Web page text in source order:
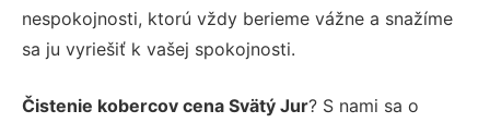
nespokojnosti, ktorú vždy berieme vážne a snažíme
sa ju vyriešiť k vašej spokojnosti.
Čistenie kobercov cena Svätý Jur? S nami sa o